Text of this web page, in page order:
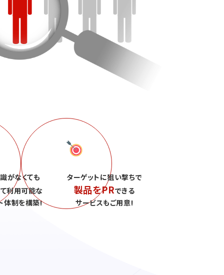
がなくても
利用可能な
体制を構築!
ターゲットに狙い撃ちで
製品をPRできる
サービスもご用意!